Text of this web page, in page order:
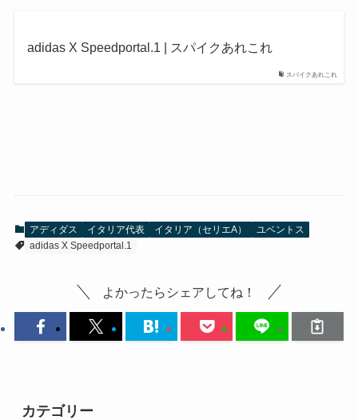
スパイクあれこれ
adidas X Speedportal.1 | スパイクあれこれ
アディダス イタリア代表 イタリア（セリエA）
ユベントス
adidas X Speedportal.1
よかったらシェアしてね！
カテゴリー